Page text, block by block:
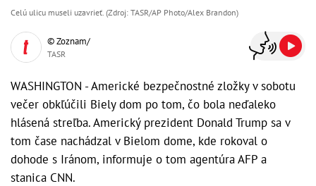
Celú ulicu museli uzavrieť. (Zdroj: TASR/AP Photo/Alex Brandon)
© Zoznam/
TASR
WASHINGTON - Americké bezpečnostné zložky v sobotu
večer obkľúčili Biely dom po tom, čo bola neďaleko
hlásená streľba. Americký prezident Donald Trump sa v
tom čase nachádzal v Bielom dome, kde rokoval o
dohode s Iránom, informuje o tom agentúra AFP a
stanica CNN.